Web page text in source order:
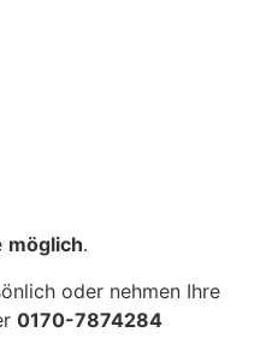
möglich.
oder nehmen Ihre
0170-7874284